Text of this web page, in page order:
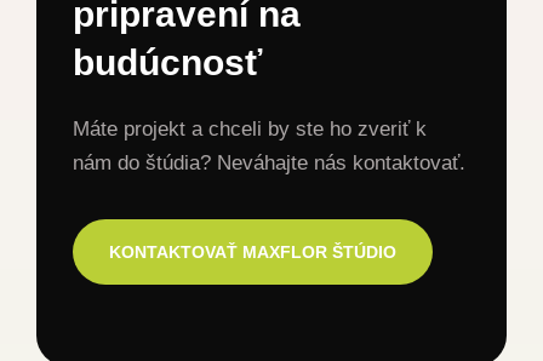
pripravení na
budúcnosť
Máte projekt a chceli by ste ho zveriť k
nám do štúdia? Neváhajte nás kontaktovať.
KONTAKTOVAŤ MAXFLOR ŠTÚDIO